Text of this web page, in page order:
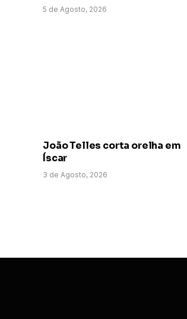
5 de Agosto, 2026
João Telles corta orelha em
Íscar
3 de Agosto, 2026